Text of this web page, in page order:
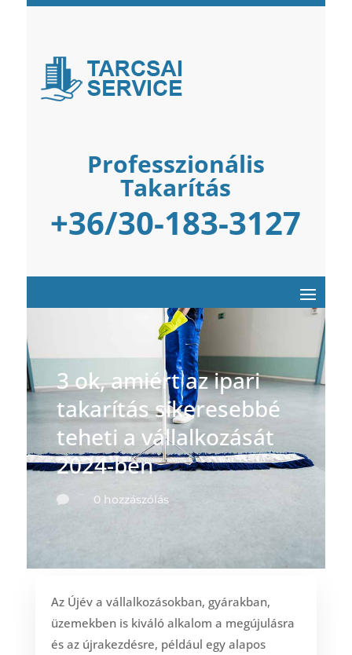
Professzionális
Takarítás
+36/30-183-3127
3 ok, amiért az ipari
takarítás sikeresebbé
teheti a vállalkozását
2024-ben
 0 hozzászólás
Az Újév a vállalkozásokban, gyárakban,
üzemekben is kiváló alkalom a megújulásra
és az újrakezdésre, például egy alapos